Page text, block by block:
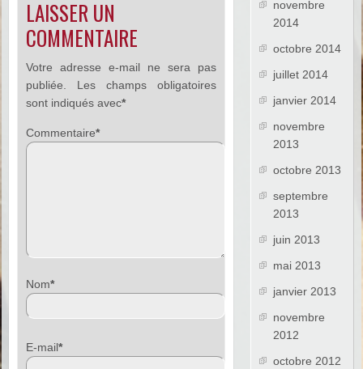
LAISSER UN
COMMENTAIRE
Votre adresse e-mail ne sera pas
publiée.
Les champs obligatoires
sont indiqués avec*
Commentaire*
Nom*
E-mail*
novembre
2014
octobre 2014
juillet 2014
janvier 2014
novembre
2013
octobre 2013
septembre
2013
juin 2013
mai 2013
janvier 2013
novembre
2012
octobre 2012